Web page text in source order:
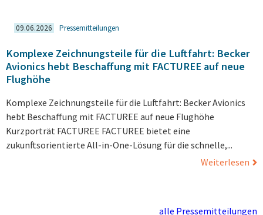
09.06.2026 Pressemitteilungen
Komplexe Zeichnungsteile für die Luftfahrt: Becker
Avionics hebt Beschaffung mit FACTUREE auf neue
Flughöhe
Komplexe Zeichnungsteile für die Luftfahrt: Becker Avionics
hebt Beschaffung mit FACTUREE auf neue Flughöhe
Kurzporträt FACTUREE FACTUREE bietet eine
zukunftsorientierte All-in-One-Lösung für die schnelle,...
Weiterlesen
alle Pressemitteilungen